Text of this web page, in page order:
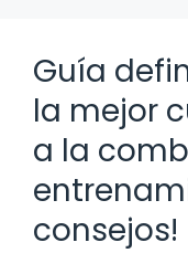
Guía
la mejor
a la
consejos!